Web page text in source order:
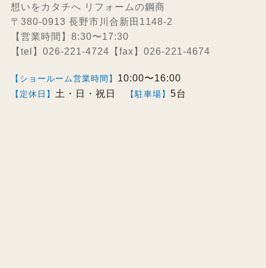
想いをカタチへ リフォームの鋼商
〒380-0913 長野市川合新田1148-2
【営業時間】8:30〜17:30
【tel】026-221-4724【fax】026-221-4674
【ショールーム営業時間】 10:00〜16:00
【定休日】 土・日・祝日 【駐車場】 5台